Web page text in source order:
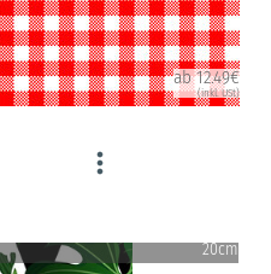
ab 12.49€
(inkl. USt)
20cm